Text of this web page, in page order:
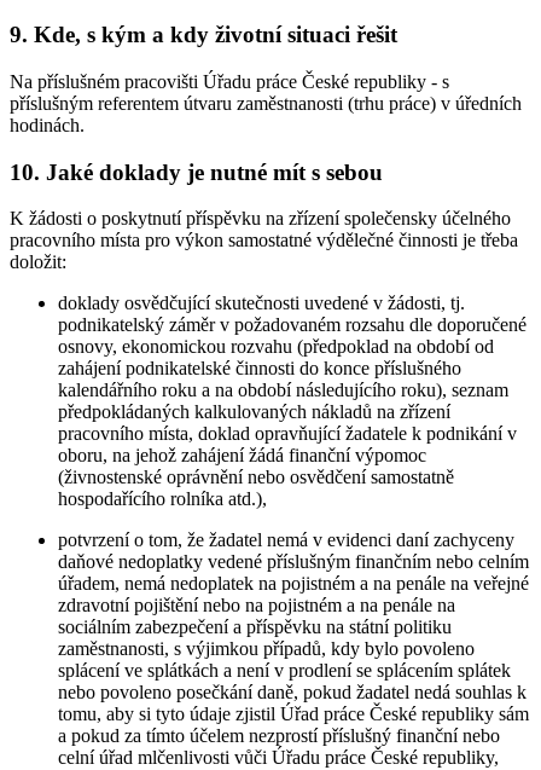
9. Kde, s kým a kdy životní situaci řešit
Na příslušném pracovišti Úřadu práce České republiky - s
příslušným referentem útvaru zaměstnanosti (trhu práce) v úředních
hodinách.
10. Jaké doklady je nutné mít s sebou
K žádosti o poskytnutí příspěvku na zřízení společensky účelného
pracovního místa pro výkon samostatné výdělečné činnosti je třeba
doložit:
doklady osvědčující skutečnosti uvedené v žádosti, tj.
podnikatelský záměr v požadovaném rozsahu dle doporučené
osnovy, ekonomickou rozvahu (předpoklad na období od
zahájení podnikatelské činnosti do konce příslušného
kalendářního roku a na období následujícího roku), seznam
předpokládaných kalkulovaných nákladů na zřízení
pracovního místa, doklad opravňující žadatele k podnikání v
oboru, na jehož zahájení žádá finanční výpomoc
(živnostenské oprávnění nebo osvědčení samostatně
hospodařícího rolníka atd.),
potvrzení o tom, že žadatel nemá v evidenci daní zachyceny
daňové nedoplatky vedené příslušným finančním nebo celním
úřadem, nemá nedoplatek na pojistném a na penále na veřejné
zdravotní pojištění nebo na pojistném a na penále na
sociálním zabezpečení a příspěvku na státní politiku
zaměstnanosti, s výjimkou případů, kdy bylo povoleno
splácení ve splátkách a není v prodlení se splácením splátek
nebo povoleno posečkání daně, pokud žadatel nedá souhlas k
tomu, aby si tyto údaje zjistil Úřad práce České republiky sám
a pokud za tímto účelem nezprostí příslušný finanční nebo
celní úřad mlčenlivosti vůči Úřadu práce České republiky,